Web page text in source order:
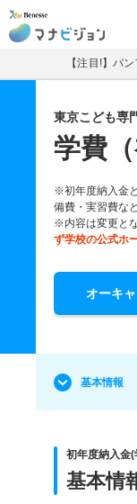
マナ
【注目!】パ
東京こども専
学費
※初年度納入金
備費・実習費な
※内容は変更と
ず学校の公式ホ
オーキ
基本情報
初年度納入金(
基本情